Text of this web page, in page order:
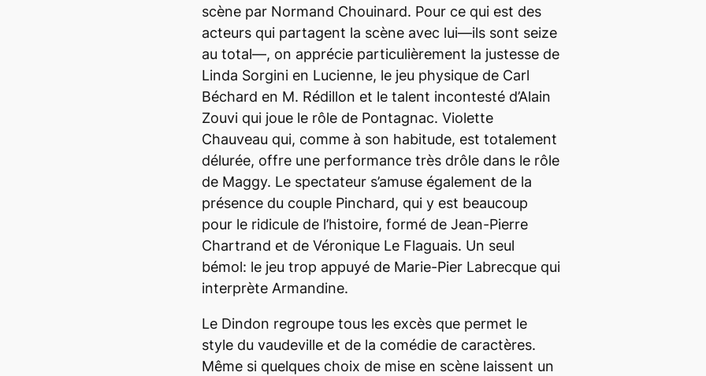
scène par Normand Chouinard. Pour ce qui est des
acteurs qui partagent la scène avec lui—ils sont seize
au total—, on apprécie particulièrement la justesse de
Linda Sorgini en Lucienne, le jeu physique de Carl
Béchard en M. Rédillon et le talent incontesté d’Alain
Zouvi qui joue le rôle de Pontagnac. Violette
Chauveau qui, comme à son habitude, est totalement
délurée, offre une performance très drôle dans le rôle
de Maggy. Le spectateur s’amuse également de la
présence du couple Pinchard, qui y est beaucoup
pour le ridicule de l’histoire, formé de Jean-Pierre
Chartrand et de Véronique Le Flaguais. Un seul
bémol: le jeu trop appuyé de Marie-Pier Labrecque qui
interprète Armandine.
Le Dindon regroupe tous les excès que permet le
style du vaudeville et de la comédie de caractères.
Même si quelques choix de mise en scène laissent un